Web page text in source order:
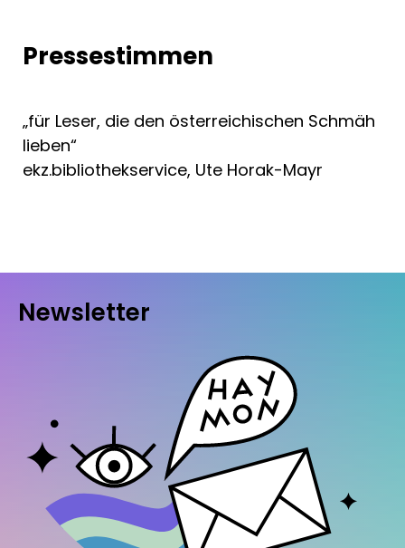
Pressestimmen
„für Leser, die den österreichischen Schmäh
lieben“
ekz.bibliothekservice, Ute Horak-Mayr
Newsletter